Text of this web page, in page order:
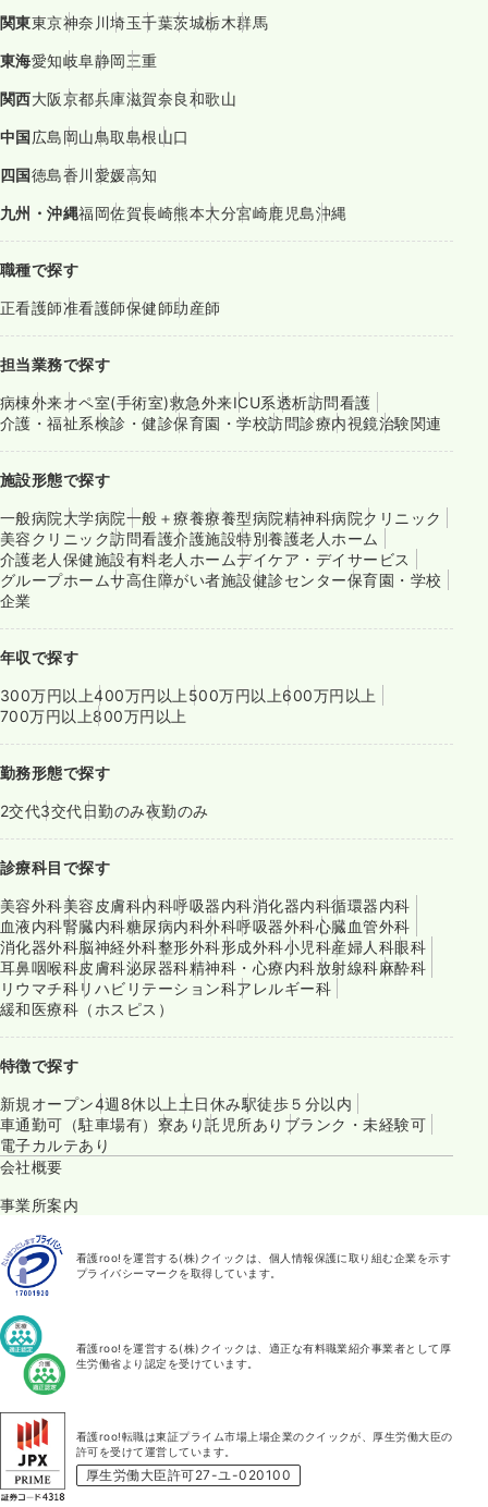
関東東京神奈川埼玉千葉茨城栃木群馬
東海愛知岐阜静岡三重
関西大阪京都兵庫滋賀奈良和歌山
中国広島岡山鳥取島根山口
四国徳島香川愛媛高知
九州・沖縄福岡佐賀長崎熊本大分宮崎鹿児島沖縄
職種で探す
正看護師准看護師保健師助産師
担当業務で探す
病棟外来オペ室(手術室)救急外来ICU系透析訪問看護
介護・福祉系検診・健診保育園・学校訪問診療内視鏡治験関連
施設形態で探す
一般病院大学病院一般＋療養療養型病院精神科病院クリニック
美容クリニック訪問看護介護施設特別養護老人ホーム
介護老人保健施設有料老人ホームデイケア・デイサービス
グループホームサ高住障がい者施設健診センター保育園・学校
企業
年収で探す
300万円以上400万円以上 500万円以上600万円以上
700万円以上800万円以上
勤務形態で探す
2交代3交代日勤のみ夜勤のみ
診療科目で探す
美容外科美容皮膚科内科呼吸器内科消化器内科循環器内科
血液内科腎臓内科糖尿病内科外科呼吸器外科心臓血管外科
消化器外科脳神経外科整形外科形成外科小児科産婦人科眼科
耳鼻咽喉科皮膚科泌尿器科精神科・心療内科放射線科麻酔科
リウマチ科リハビリテーション科アレルギー科
緩和医療科（ホスピス）
特徴で探す
新規オープン4週8休以上 土日休み駅徒歩５分以内
車通勤可（駐車場有） 寮あり託児所あり ブランク・未経験可
電子カルテあり
会社概要
事業所案内
看護roo!を運営する(株)クイックは、個人情報保護に取り組む企業を示す
プライバシーマークを取得しています。
看護roo!を運営する(株)クイックは、適正な有料職業紹介事業者として厚
生労働省より認定を受けています。
看護roo!転職は東証プライム市場上場企業のクイックが、厚生労働大臣の
許可を受けて運営しています。
厚生労働大臣許可27-ユ-020100